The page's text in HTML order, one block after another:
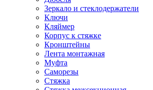
Зеркало и стеклодержатели
Ключи
Кляймер
Корпус к стяжке
Кронштейны
Лента монтажная
Муфта
Саморезы
Стяжка